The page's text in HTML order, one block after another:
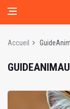
Accueil